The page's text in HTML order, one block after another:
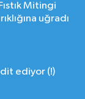
Mitingi
uğradı
ediyor (!)